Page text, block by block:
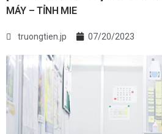
MÁY – TỈNH MIE
truongtien.jp 07/20/2023